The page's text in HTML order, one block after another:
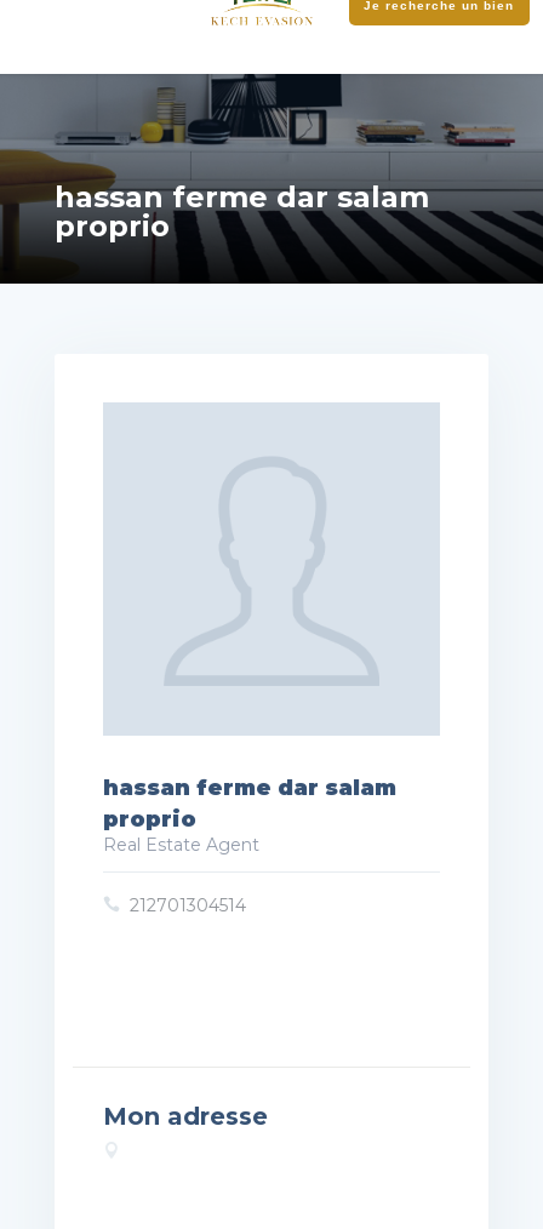
Je recherche un bien
hassan ferme dar salam
proprio
hassan ferme dar salam
proprio
Real Estate Agent
 212701304514
Mon adresse
